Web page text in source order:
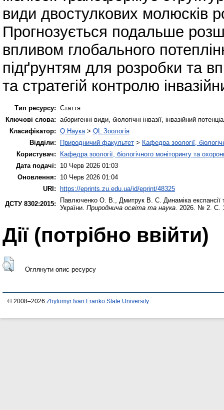
види двостулкових молюсків
Прогнозується подальше
впливом глобального
підґрунтям для розробки та
та стратегій контролю
Тип ресурсу: Стаття
Ключові слова: аборигенні види, біологічні інвазії, інвазійний
Класифікатор: Q Наука> QL Зоологія
Відділи:
Природничий факультет > Кафедра зоології,
Користувач:
Кафедра зоології, біологічного моніторингу та
Дата подачі:
10 Черв 2026 01:03
Оновлення:
10 Черв 2026 01:04
URI:
https://eprints.zu.edu.ua/id/eprint/48325
ДСТУ 8302:2015:
Павлюченко О. В., Дмитрук В. С. Динаміка
України. Природнича освіта та наука. 2026. № 2. С.
Дії ​​(потрібно ввійти)
Оглянути опис ресурсу
© 2008–2026 Zhytomyr Ivan Franko State University